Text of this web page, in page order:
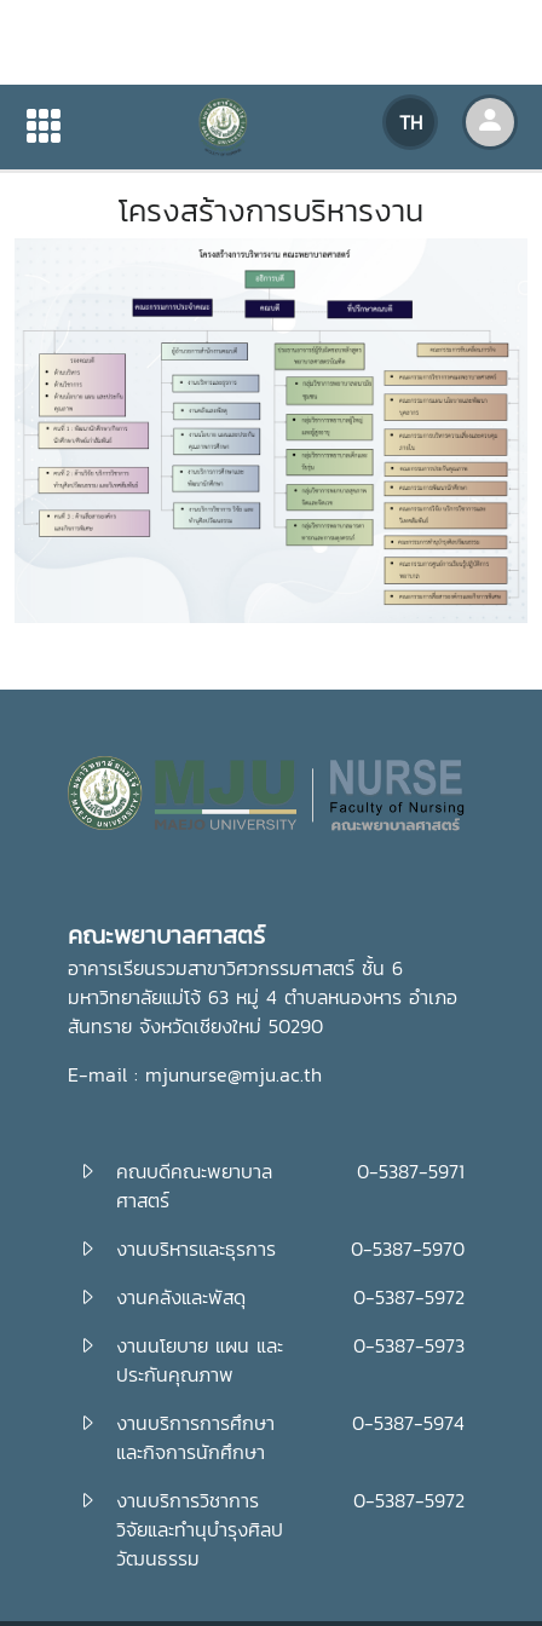
TH
โครงสร้างการบริหารงาน
เกี่ยวกับหน่วยงาน โครงสร้างการบริหารงาน
โครงสร้างการบริหารงาน
คณะพยาบาลศาสตร์
อาคารเรียนรวมสาขาวิศวกรรมศาสตร์ ชั้น 6
มหาวิทยาลัยแม่โจ้ 63 หมู่ 4 ตำบลหนองหาร อำเภอ
สันทราย จังหวัดเชียงใหม่ 50290
E-mail : mjunurse@mju.ac.th
คณบดีคณะพยาบาล
ศาสตร์
0-5387-5971
งานบริหารและธุรการ
0-5387-5970
งานคลังและพัสดุ
0-5387-5972
งานนโยบาย แผน และ
ประกันคุณภาพ
0-5387-5973
งานบริการการศึกษา
และกิจการนักศึกษา
0-5387-5974
งานบริการวิชาการ
วิจัยและทำนุบำรุงศิลป
วัฒนธรรม
0-5387-5972